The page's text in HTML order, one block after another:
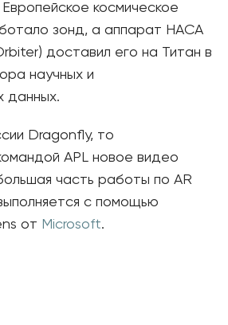
космическое
зонд, а аппарат НАСА
доставил его на Титан в
научных и
данных.
Dragonfly, то
APL новое видео
часть работы по AR
с помощью
от Microsoft.